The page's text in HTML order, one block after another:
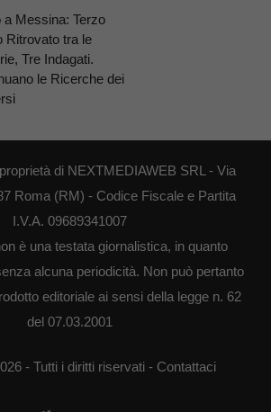
a Messina: Terzo
Ritrovato tra le
Tre Indagati.
le Ricerche dei
di NEXTMEDIAWEB SRL - Via
Roma (RM) - Codice Fiscale e Partita
I.V.A. 09689341007
è una testata giornalistica, in quanto
alcuna periodicità. Non può pertanto
editoriale ai sensi della legge n. 62
del 07.03.2001
- Tutti i diritti riservati - Contattaci